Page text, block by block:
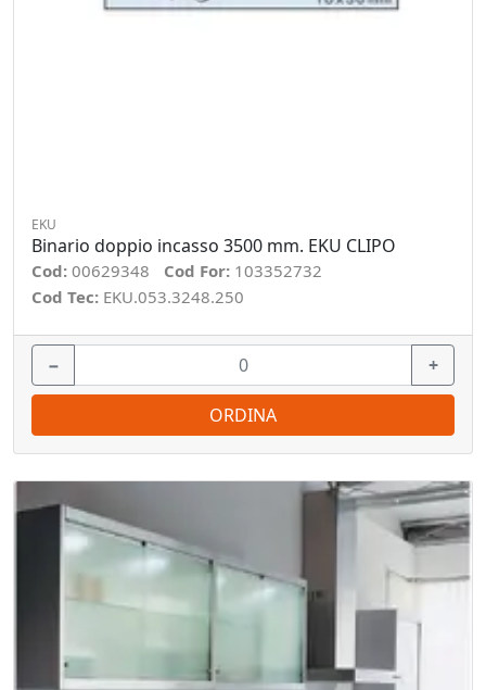
EKU
Binario doppio incasso 3500 mm. EKU CLIPO
Cod: 00629348 Cod For: 103352732
Cod Tec: EKU.053.3248.250
− +
ORDINA